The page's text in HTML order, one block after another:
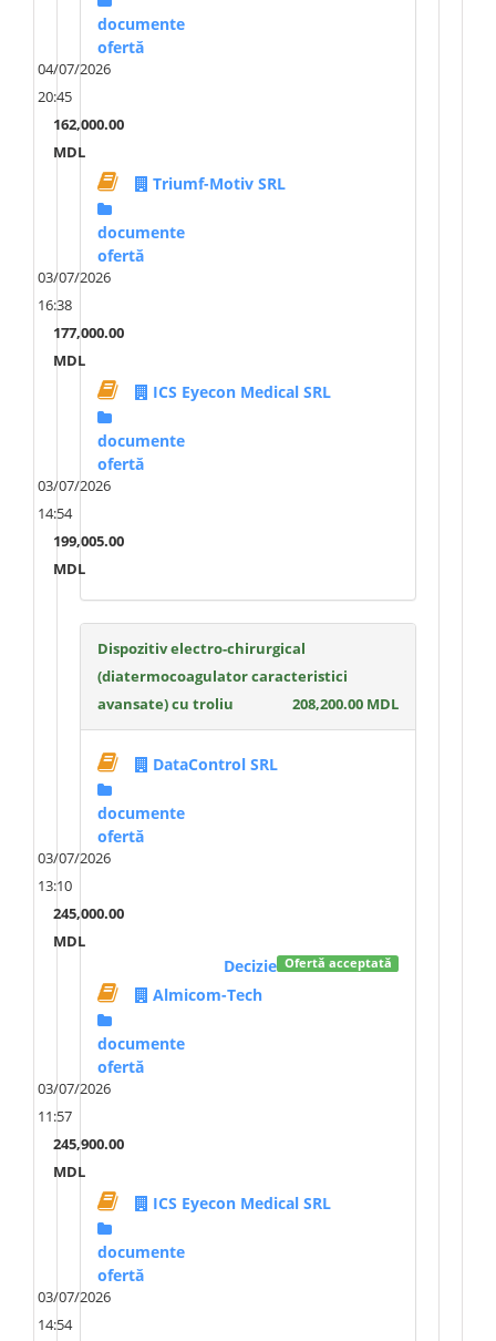
documente
ofertă
04/07/2026
20:45
162,000.00
MDL
Triumf-Motiv SRL
documente
ofertă
03/07/2026
16:38
177,000.00
MDL
ICS Eyecon Medical SRL
documente
ofertă
03/07/2026
14:54
199,005.00
MDL
Dispozitiv electro-chirurgical
(diatermocoagulator caracteristici
avansate) cu troliu
208,200.00 MDL
DataControl SRL
documente
ofertă
03/07/2026
13:10
245,000.00
MDL
Ofertă acceptată
Decizie
Almicom-Tech
documente
ofertă
03/07/2026
11:57
245,900.00
MDL
ICS Eyecon Medical SRL
documente
ofertă
03/07/2026
14:54